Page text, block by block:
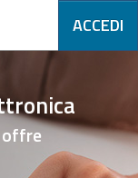
ACCEDI
offre